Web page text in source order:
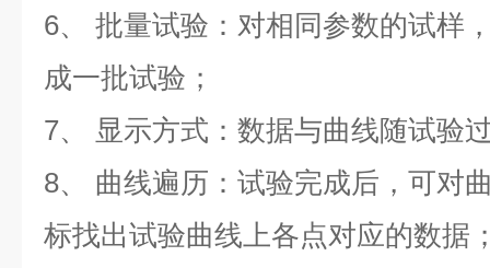
6、 批量试验：对相同参数的试样
成一批试验；
7、 显示方式：数据与曲线随试验
8、 曲线遍历：试验完成后，可对
标找出试验曲线上各点对应的数据